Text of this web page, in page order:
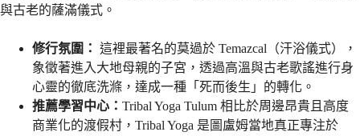
與古老的薩滿儀式。
修行氛圍： 這裡最著名的莫過於 Temazcal（汗浴儀式），
象徵著進入大地母親的子宮，透過高溫與古老歌謠進行身
心靈的徹底洗滌，達成一種「死而後生」的轉化。
推薦學習中心： Tribal Yoga Tulum 相比於周邊昂貴且高度
商業化的渡假村，Tribal Yoga 是圖盧姆當地真正專注於